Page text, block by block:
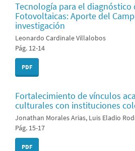
Tecnología para el diagnóstico
Fotovoltaicas: Aporte del
investigación
Leonardo Cardinale Villalobos
Pág. 12-14
PDF
Fortalecimiento de vínculos
culturales con instituciones
Jonathan Morales Arias, Luis Eladio
Pág. 15-17
PDF